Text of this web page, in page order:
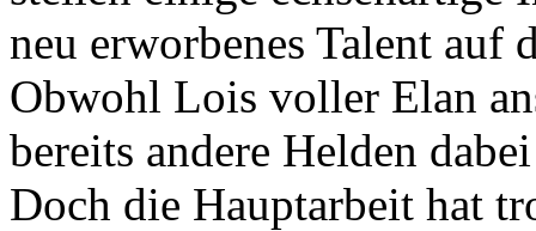
neu erworbenes Talent auf
Obwohl Lois voller Elan
bereits andere Helden
Doch die Hauptarbeit hat